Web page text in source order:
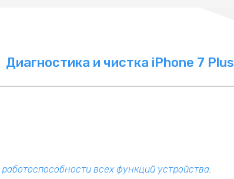
Диагностика и чистка iPhone 7 Plus
всех функций устройства.